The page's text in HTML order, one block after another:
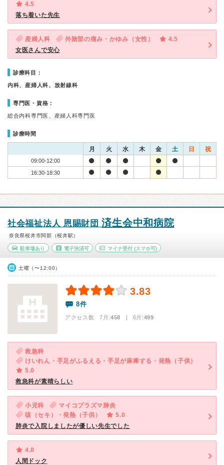
4.5
落ち着いた先生
産婦人科 外陰部の痛み・かゆみ（女性）
4.5
女医さんで安心
診療科目：
内科、産婦人科、放射線科
専門医・資格：
総合内科専門医、産婦人科専門医
診療時間
月 火 水 木 金 土 日 祝
09:00-12:00
16:30-18:30
社会福祉法人 恩賜財団済生会中和病院
奈良県桜井市阿部（桜井駅）
駐車場あり 電子決済可 マイナ受付 (スマホ可)
土曜（〜12:00）
3.83
8件
アクセス数 7月:458 | 6月:499
救急科
けいれん・手足がふるえる・手足が麻痺する・発熱（子供）
5.0
救急科が素晴らしい
小児科
マイコプラズマ肺炎
咳（セキ）・発熱（子供）
5.0
肺炎で入院しましたが優しい先生でした
4.0
人間ドック